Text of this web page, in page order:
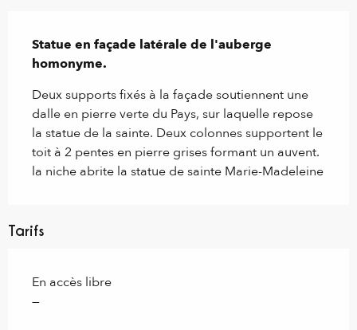
Statue en façade latérale de l'auberge
homonyme.
Deux supports fixés à la façade soutiennent une
dalle en pierre verte du Pays, sur laquelle repose
la statue de la sainte. Deux colonnes supportent le
toit à 2 pentes en pierre grises formant un auvent.
la niche abrite la statue de sainte Marie-Madeleine
Tarifs
En accès libre
—